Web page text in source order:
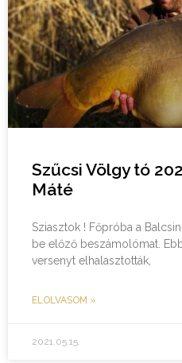
Szűcsi Völgy tó
Máté
Sziasztok ! Főpróba a
be előző beszámolómat.
versenyt elhalasztották,
ELOLVASOM »
2021.05.15.